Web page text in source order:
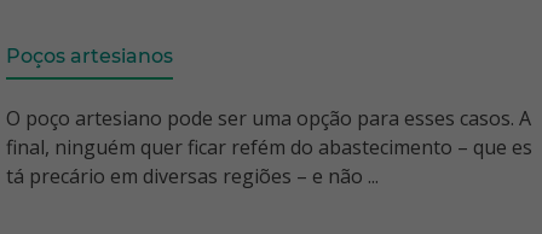
Poços artesianos
O poço artesiano pode ser uma opção para esses casos. A
final, ninguém quer ficar refém do abastecimento – que es
tá precário em diversas regiões – e não ...